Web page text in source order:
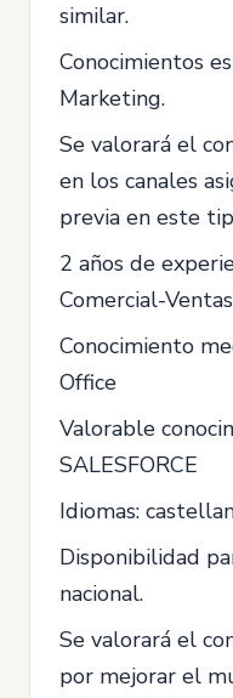
similar.
Conocimientos
Marketing.
Se valorará el
en los canales
previa en este
2 años de
Comercial-
Conocimiento
Office
Valorable
SALESFORCE
Idiomas:
Disponibilidad
nacional.
Se valorará el
por mejorar el